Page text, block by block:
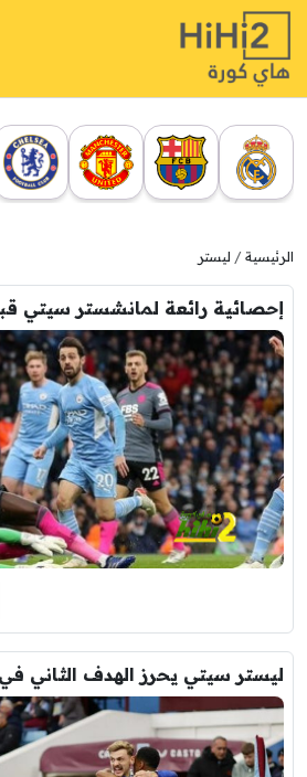
الرئيسية ليستر
إحصائية رائعة لمانشستر سيتي
ليستر سيتي يحرز الهدف الثاني